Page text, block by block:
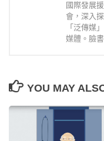
國際發展
會，深入
「泛傳媒
媒體。臉
YOU MAY